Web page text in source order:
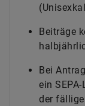
Beiträge
Bei
ein
der